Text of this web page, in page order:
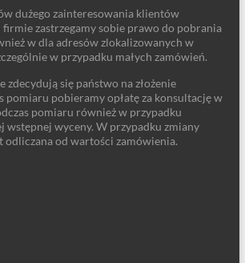
dużego zainteresowania klientów
zastrzegamy sobie prawo do pobrania
w dla adresów zlokalizowanych w
w przypadku małych zamówień.
zdecydują się państwo na złożenie
pomiaru pobieramy opłatę za konsultację w
pomiaru również w przypadku
wstępnej wyceny. W przypadku zmiany
odliczana od wartości zamówienia.